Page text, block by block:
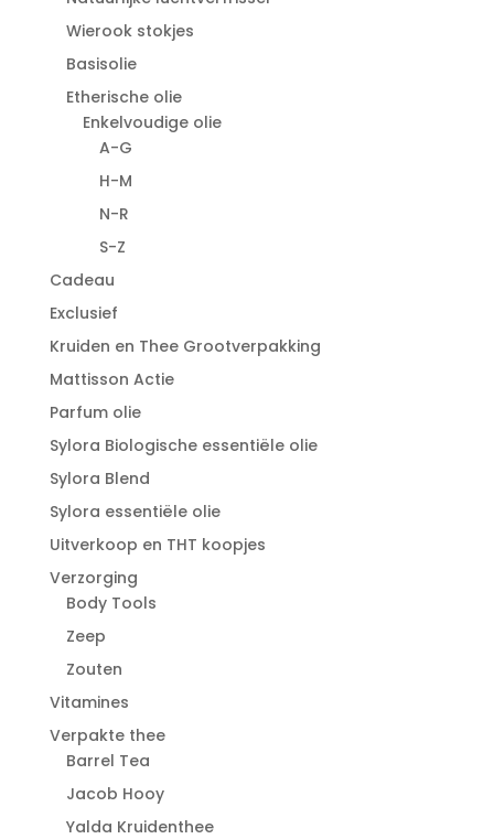
Wierook stokjes
Basisolie
Etherische olie
Enkelvoudige olie
A-G
H-M
N-R
S-Z
Cadeau
Exclusief
Kruiden en Thee Grootverpakking
Mattisson Actie
Parfum olie
Sylora Biologische essentiële olie
Sylora Blend
Sylora essentiële olie
Uitverkoop en THT koopjes
Verzorging
Body Tools
Zeep
Zouten
Vitamines
Verpakte thee
Barrel Tea
Jacob Hooy
Yalda Kruidenthee